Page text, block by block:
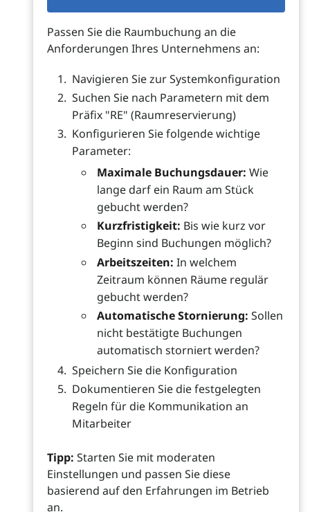
Passen Sie die Raumbuchung an die
Anforderungen Ihres Unternehmens an:
Navigieren Sie zur Systemkonfiguration
Suchen Sie nach Parametern mit dem
Präfix "RE" (Raumreservierung)
Konfigurieren Sie folgende wichtige
Parameter:
Maximale Buchungsdauer: Wie
lange darf ein Raum am Stück
gebucht werden?
Kurzfristigkeit: Bis wie kurz vor
Beginn sind Buchungen möglich?
Arbeitszeiten: In welchem
Zeitraum können Räume regulär
gebucht werden?
Automatische Stornierung: Sollen
nicht bestätigte Buchungen
automatisch storniert werden?
Speichern Sie die Konfiguration
Dokumentieren Sie die festgelegten
Regeln für die Kommunikation an
Mitarbeiter
Tipp: Starten Sie mit moderaten
Einstellungen und passen Sie diese
basierend auf den Erfahrungen im Betrieb
an.